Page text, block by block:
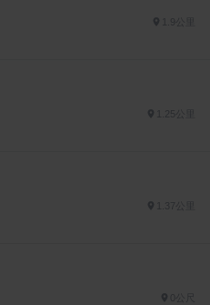
1.25公里